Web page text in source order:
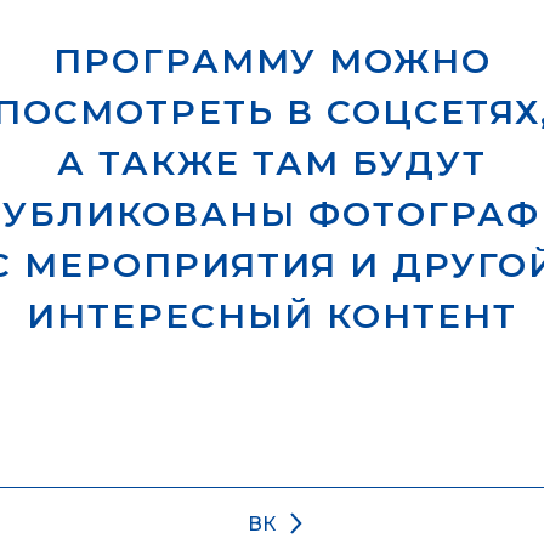
ПРОГРАММУ МОЖНО
В
А ТАКЖЕ ТАМ БУДУТ
МЕРОПРИЯТИЯ И
ИНТЕРЕСНЫЙ КОНТЕНТ
ВК